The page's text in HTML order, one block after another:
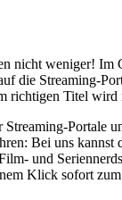
nicht weniger! Im
die Streaming-
richtigen Titel wird
Portale
Bei uns
und
Klick sofort